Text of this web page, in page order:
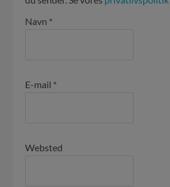
Navn *
E-mail *
Websted